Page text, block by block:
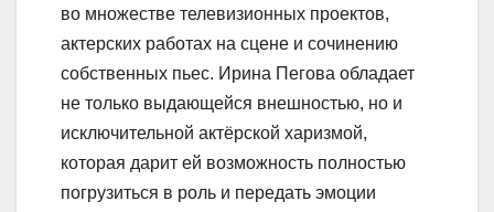
во множестве телевизионных проектов,
актерских работах на сцене и сочинению
собственных пьес. Ирина Пегова обладает
не только выдающейся внешностью, но и
исключительной актёрской харизмой,
которая дарит ей возможность полностью
погрузиться в роль и передать эмоции